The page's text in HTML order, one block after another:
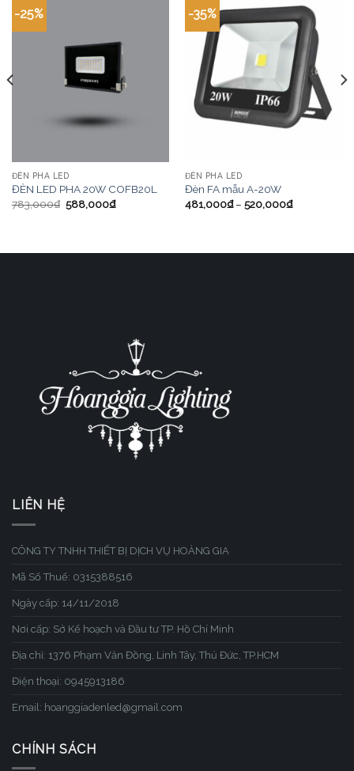
-25%
ĐÈN PHA LED
ĐÈN LED PHA 20W COFB20L
783,000₫ 588,000₫
-35%
ĐÈN PHA LED
Đèn FA mẫu A-20W
481,000₫– 520,000₫
LIÊN HỆ
CÔNG TY TNHH THIẾT BỊ DỊCH VỤ HOÀNG GIA
Mã Số Thuế: 0315388516
Ngày cấp: 14/11/2018
Nơi cấp: Sở Kế hoạch và Đầu tư TP. Hồ Chí Minh
Địa chỉ: 1376 Phạm Văn Đồng, Linh Tây, Thủ Đức, TP.HCM
Điện thoại: 0945913186
Email: hoanggiadenled@gmail.com
CHÍNH SÁCH